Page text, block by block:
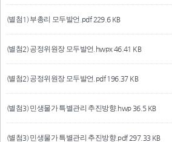
(별첨1) 부총리 모두발언.pdf 229.6 KB
(별첨2) 공정위원장 모두발언.hwpx46.41 KB
(별첨2) 공정위원장 모두발언.pdf 196.37 KB
(별첨3) 민생물가 특별관리 추진방향.hwp 36.5 KB
(별첨3) 민생물가 특별관리 추진방향.pdf 297.33 KB